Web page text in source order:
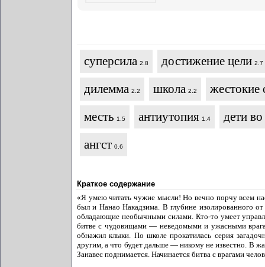
суперсила 2.8 достижение цели 2.7
дилемма 2.2 школа 2.2
жестокие
месть 1.5 антиутопия 1.4
дети
ангст 0.6
Краткое содержание
«Я умею читать чужие мысли! Но вечно порчу всем
был и Нанао Накадзима. В глубине изолированного
обладающие необычными силами. Кто-то умеет
битве с чудовищами — неведомыми и ужасными
обнажил клыки. По школе прокатилась серия
другим, а что будет дальше — никому не известно. В
Занавес поднимается. Начинается битва с врагами